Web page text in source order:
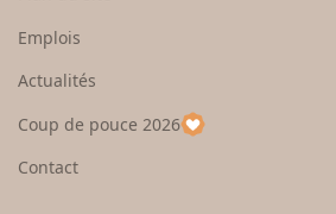
e
u
p
a
Emplois
Actualités
Coup de pouce 2026
Contact